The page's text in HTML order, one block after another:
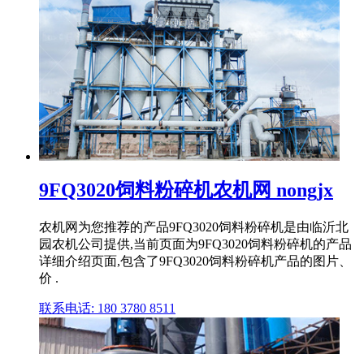
9FQ3020饲料粉碎机农机网 nongjx
农机网为您推荐的产品9FQ3020饲料粉碎机是由临沂北
园农机公司提供,当前页面为9FQ3020饲料粉碎机的产品
详细介绍页面,包含了9FQ3020饲料粉碎机产品的图片、
价 .
联系电话: 180 3780 8511